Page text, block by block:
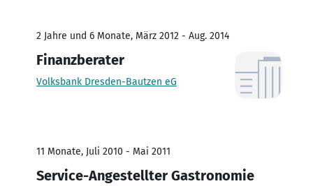
2 Jahre und 6 Monate, März 2012 - Aug. 2014
Finanzberater
Volksbank Dresden-Bautzen eG
11 Monate, Juli 2010 - Mai 2011
Service-Angestellter Gastronomie